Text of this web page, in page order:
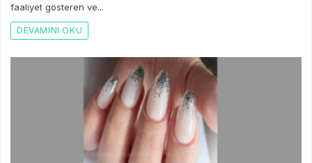
faaliyet gösteren ve...
DEVAMINI OKU